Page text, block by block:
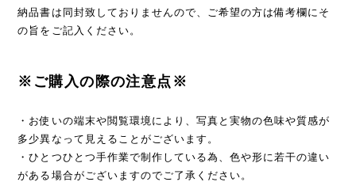
納品書は同封致しておりませんので、ご希望の方は備考欄にそ
の旨をご記入ください。
※ご購入の際の注意点※
・お使いの端末や閲覧環境により、写真と実物の色味や質感が
多少異なって見えることがございます。
・ひとつひとつ手作業で制作している為、色や形に若干の違い
がある場合がございますのでご了承ください。